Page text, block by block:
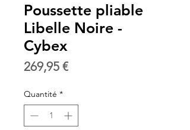
Poussette pliable
Libelle Noire -
Cybex
269,95 €Prix
Quantité *